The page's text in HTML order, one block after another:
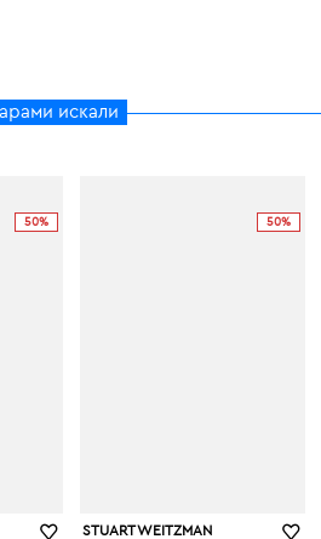
искали
50% 50%
theoutlet.ru
STUART WEITZMAN